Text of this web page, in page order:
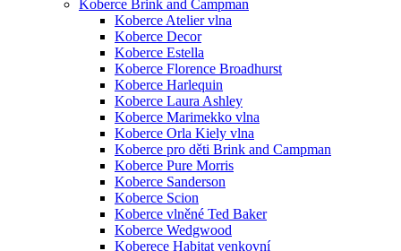
Koberce Brink and Campman
Koberce Atelier vlna
Koberce Decor
Koberce Estella
Koberce Florence Broadhurst
Koberce Harlequin
Koberce Laura Ashley
Koberce Marimekko vlna
Koberce Orla Kiely vlna
Koberce pro děti Brink and Campman
Koberce Pure Morris
Koberce Sanderson
Koberce Scion
Koberce vlněné Ted Baker
Koberce Wedgwood
Koberece Habitat venkovní